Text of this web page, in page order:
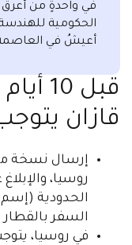
في واحدةٍ من
الحكومية للهندسة
أعيشُ في العاصمة
قبل
قازان
إرسال نسخة
روسيا،
الحدودية (إسم
السفر
في روسيا،